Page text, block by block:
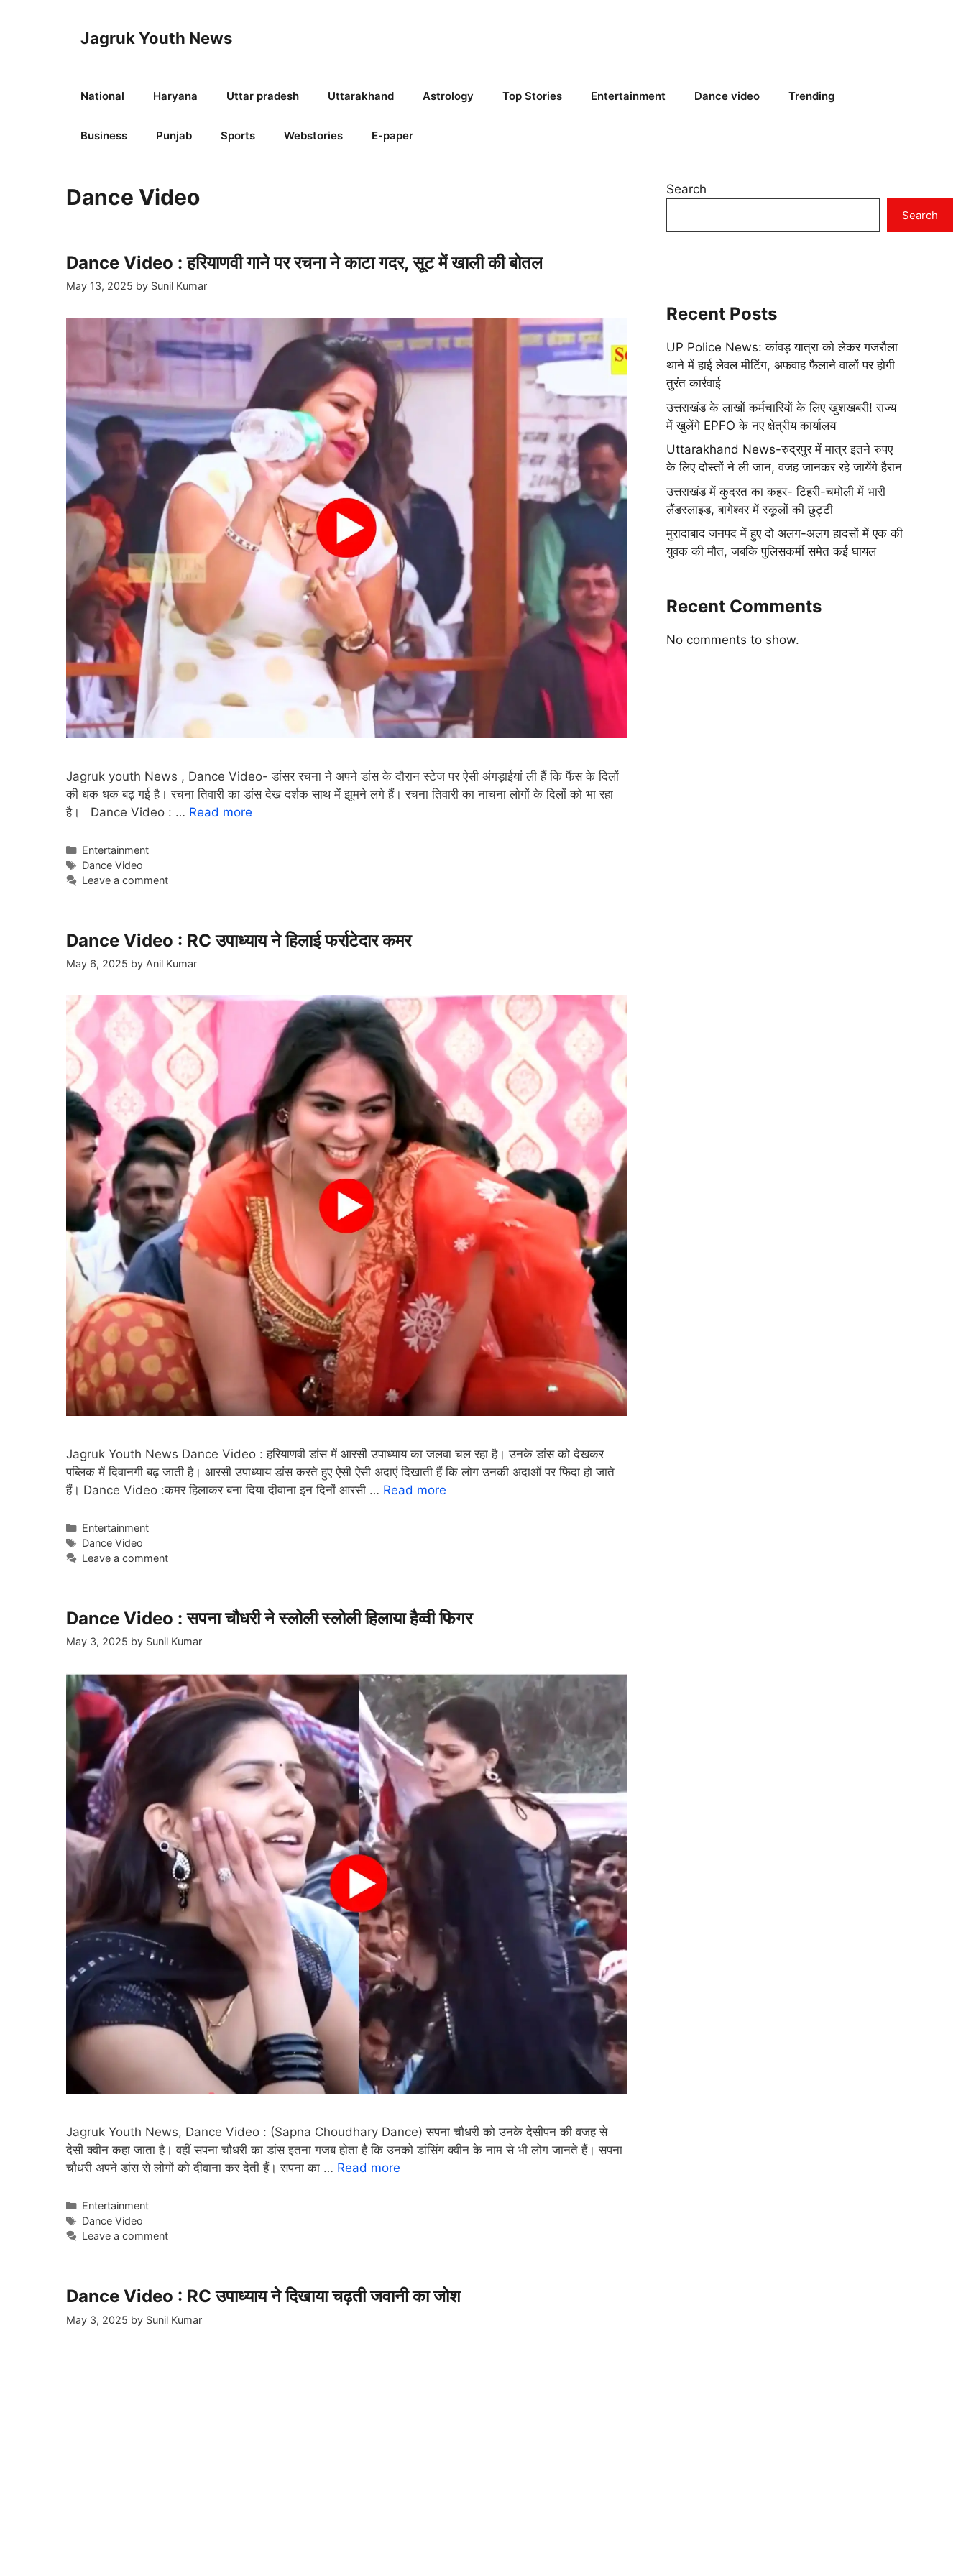
Jagruk Youth News
National Haryana Uttar pradesh Uttarakhand Astrology Top Stories Entertainment Dance video Trending
Business Punjab Sports Webstories E-paper
Dance Video
Dance Video : हरियाणवी गाने पर रचना ने काटा गदर, सूट में खाली की बोतल
May 13, 2025 by Sunil Kumar
Jagruk youth News , Dance Video- डांसर रचना ने अपने डांस के दौरान स्टेज पर ऐसी अंगड़ाईयां ली हैं कि फैंस के दिलों
की धक धक बढ़ गई है। रचना तिवारी का डांस देख दर्शक साथ में झूमने लगे हैं। रचना तिवारी का नाचना लोगों के दिलों को भा रहा
है। Dance Video : … Read more
Categories
Entertainment
Tags
Dance Video
Leave a comment
Dance Video : RC उपाध्याय ने हिलाई फर्राटेदार कमर
May 6, 2025 by Anil Kumar
Jagruk Youth News Dance Video : हरियाणवी डांस में आरसी उपाध्याय का जलवा चल रहा है। उनके डांस को देखकर
पब्लिक में दिवानगी बढ़ जाती है। आरसी उपाध्याय डांस करते हुए ऐसी ऐसी अदाएं दिखाती हैं कि लोग उनकी अदाओं पर फिदा हो जाते
हैं। Dance Video :कमर हिलाकर बना दिया दीवाना इन दिनों आरसी … Read more
Categories
Entertainment
Tags
Dance Video
Leave a comment
Dance Video : सपना चौधरी ने स्लोली स्लोली हिलाया हैव्वी फिगर
May 3, 2025 by Sunil Kumar
Jagruk Youth News, Dance Video : (Sapna Choudhary Dance) सपना चौधरी को उनके देसीपन की वजह से
देसी क्वीन कहा जाता है। वहीं सपना चौधरी का डांस इतना गजब होता है कि उनको डांसिंग क्वीन के नाम से भी लोग जानते हैं। सपना
चौधरी अपने डांस से लोगों को दीवाना कर देती हैं। सपना का … Read more
Categories
Entertainment
Tags
Dance Video
Leave a comment
Dance Video : RC उपाध्याय ने दिखाया चढ़ती जवानी का जोश
May 3, 2025 by Sunil Kumar
Search
Search
Recent Posts
UP Police News: कांवड़ यात्रा को लेकर गजरौला
थाने में हाई लेवल मीटिंग, अफवाह फैलाने वालों पर होगी
तुरंत कार्रवाई
उत्तराखंड के लाखों कर्मचारियों के लिए खुशखबरी! राज्य
में खुलेंगे EPFO के नए क्षेत्रीय कार्यालय
Uttarakhand News-रुद्रपुर में मात्र इतने रुपए
के लिए दोस्तों ने ली जान, वजह जानकर रहे जायेंगे हैरान
उत्तराखंड में कुदरत का कहर- टिहरी-चमोली में भारी
लैंडस्लाइड, बागेश्वर में स्कूलों की छुट्टी
मुरादाबाद जनपद में हुए दो अलग-अलग हादसों में एक की
युवक की मौत, जबकि पुलिसकर्मी समेत कई घायल
Recent Comments
No comments to show.